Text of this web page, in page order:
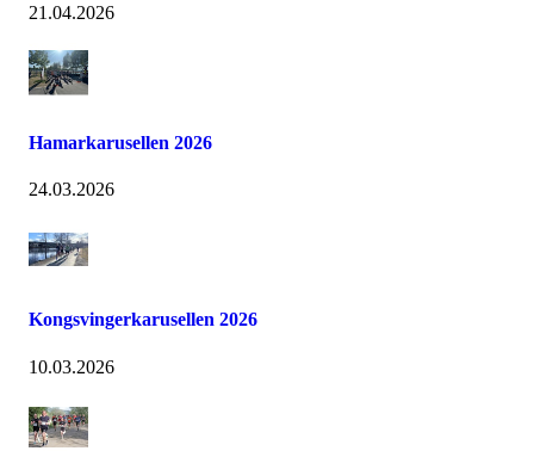
21.04.2026
Hamarkarusellen 2026
24.03.2026
Kongsvingerkarusellen 2026
10.03.2026